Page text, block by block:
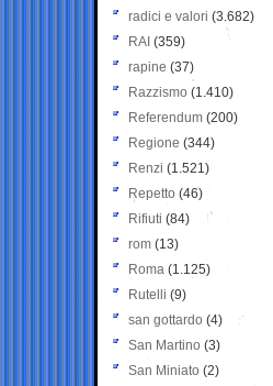
radici e valori (3.682)
RAI (359)
rapine (37)
Razzismo (1.410)
Referendum (200)
Regione (344)
Renzi (1.521)
Repetto (46)
Rifiuti (84)
rom (13)
Roma (1.125)
Rutelli (9)
san gottardo (4)
San Martino (3)
San Miniato (2)